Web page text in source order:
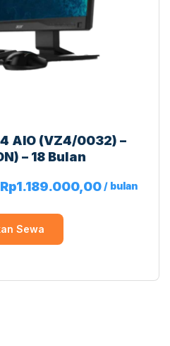
AIO (VZ4/0032) –
– 18 Bulan
Rp1.189.000,00 / bulan
Sewa